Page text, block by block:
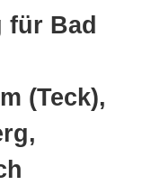
Bad
(Teck),